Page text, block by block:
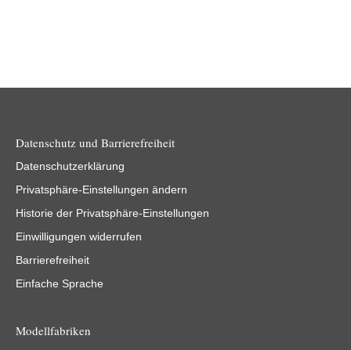
Datenschutz und Barrierefreiheit
Datenschutzerklärung
Privatsphäre-Einstellungen ändern
Historie der Privatsphäre-Einstellungen
Einwilligungen widerrufen
Barrierefreiheit
Einfache Sprache
Modellfabriken